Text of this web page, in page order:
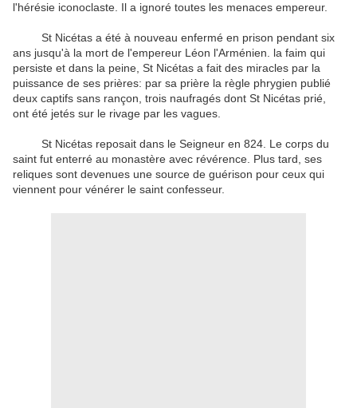
l'hérésie iconoclaste. Il a ignoré toutes les menaces empereur.
St Nicétas a été à nouveau enfermé en prison pendant six
ans jusqu'à la mort de l'empereur Léon l'Arménien. la faim qui
persiste et dans la peine, St Nicétas a fait des miracles par la
puissance de ses prières: par sa prière la règle phrygien publié
deux captifs sans rançon, trois naufragés dont St Nicétas prié,
ont été jetés sur le rivage par les vagues.
St Nicétas reposait dans le Seigneur en 824. Le corps du
saint fut enterré au monastère avec révérence. Plus tard, ses
reliques sont devenues une source de guérison pour ceux qui
viennent pour vénérer le saint confesseur.